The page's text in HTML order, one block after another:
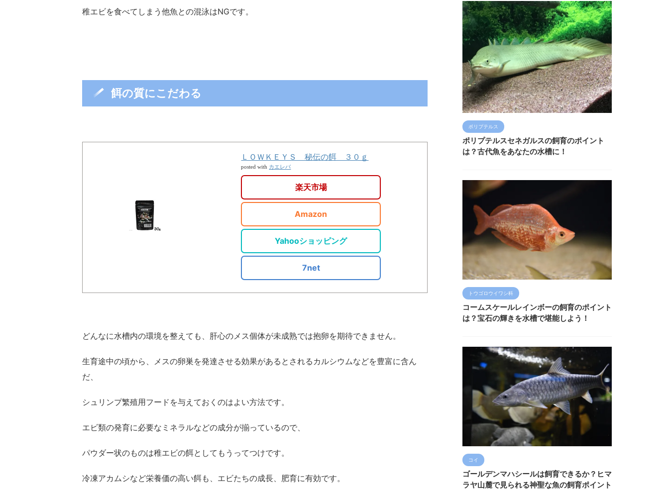
稚エビを食べてしまう他魚との混泳はNGです。
餌の質にこだわる
ＬＯＷＫＥＹＳ 秘伝の餌 ３０ｇ
posted with カエレバ
楽天市場
Amazon
Yahooショッピング
7net
どんなに水槽内の環境を整えても、肝心のメス個体が未成熟では抱卵を期待できません。
生育途中の頃から、メスの卵巣を発達させる効果があるとされるカルシウムなどを豊富に含ん
だ、
シュリンプ繁殖用フードを与えておくのはよい方法です。
エビ類の発育に必要なミネラルなどの成分が揃っているので、
パウダー状のものは稚エビの餌としてもうってつけです。
冷凍アカムシなど栄養価の高い餌も、エビたちの成長、肥育に有効です。
ポリプテルス
ポリプテルスセネガルスの飼育のポイント
は？古代魚をあなたの水槽に！
トウゴロウイワシ科
コームスケールレインボーの飼育のポイント
は？宝石の輝きを水槽で堪能しよう！
コイ
ゴールデンマハシールは飼育できるか？ヒマ
ラヤ山麓で見られる神聖な魚の飼育ポイント